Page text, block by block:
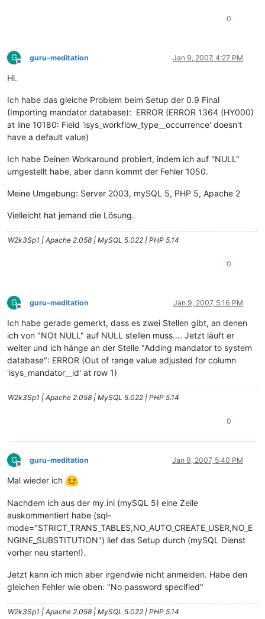
0
G
Offline
guru-meditation Jan 9, 2007, 4:27 PM
Hi.
Ich habe das gleiche Problem beim Setup der 0.9 Final
(Importing mandator database): ERROR (ERROR 1364 (HY000)
at line 10180: Field 'isys_workflow_type__occurrence' doesn't
have a default value)
Ich habe Deinen Workaround probiert, indem ich auf "NULL"
umgestellt habe, aber dann kommt der Fehler 1050.
Meine Umgebung: Server 2003, mySQL 5, PHP 5, Apache 2
Vielleicht hat jemand die Lösung.
W2k3Sp1 | Apache 2.058 | MySQL 5.022 | PHP 5.14
0
G
Offline
guru-meditation Jan 9, 2007, 5:16 PM
Ich habe gerade gemerkt, dass es zwei Stellen gibt, an denen
ich von "NOt NULL" auf NULL stellen muss…. Jetzt läuft er
weiter und ich hänge an der Stelle "Adding mandator to system
database": ERROR (Out of range value adjusted for column
'isys_mandator__id' at row 1)
W2k3Sp1 | Apache 2.058 | MySQL 5.022 | PHP 5.14
0
G
Offline
guru-meditation Jan 9, 2007, 5:40 PM
Mal wieder ich
Nachdem ich aus der my.ini (mySQL 5) eine Zeile
auskommentiert habe (sql-
mode="STRICT_TRANS_TABLES,NO_AUTO_CREATE_USER,NO_E
NGINE_SUBSTITUTION") lief das Setup durch (mySQL Dienst
vorher neu starten!).
Jetzt kann ich mich aber irgendwie nicht anmelden. Habe den
gleichen Fehler wie oben: "No password specified"
W2k3Sp1 | Apache 2.058 | MySQL 5.022 | PHP 5.14